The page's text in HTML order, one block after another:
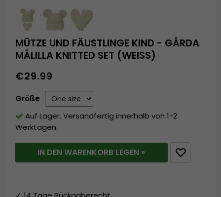
MÜTZE UND FÄUSTLINGE KIND - GÅRDA
MÅLILLA KNITTED SET (WEISS)
€29.99
Größe
Auf Lager. Versandfertig innerhalb von 1-2
Werktagen.
IN DEN WARENKORB LEGEN »